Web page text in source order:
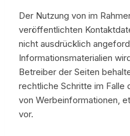
Der Nutzung von im
veröffentlichten
nicht ausdrücklich
Informationsmaterialien
Betreiber der Seiten
rechtliche Schritte im Falle
von Werbeinformationen,
vor.